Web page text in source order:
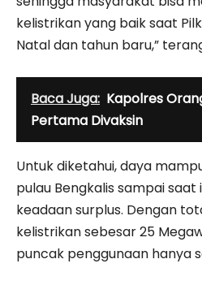
kelistrikan yang baik saat
Natal dan tahun baru,”
Baca Juga: Kapolres
Pertama Divaksin
Untuk diketahui, daya
pulau Bengkalis sampai saat
keadaan surplus. Dengan
kelistrikan sebesar 25
puncak penggunaan hanya